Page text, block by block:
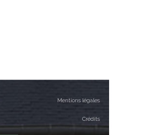
Mentions légales
Crédits